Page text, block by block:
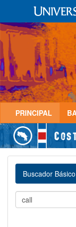
PRINCIPAL
Buscador Básico